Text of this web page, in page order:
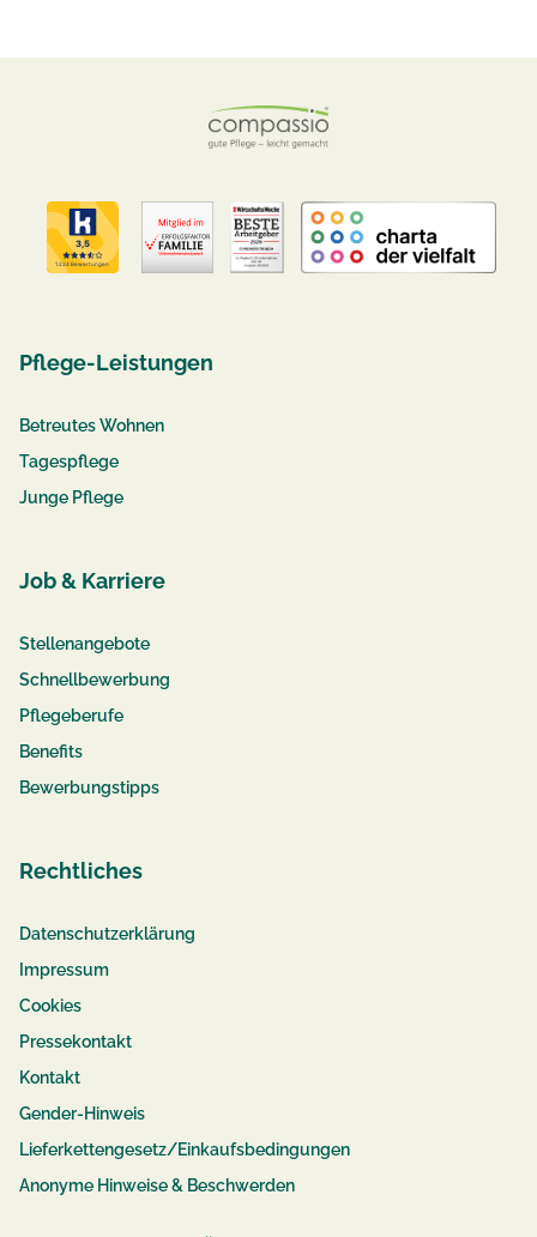
Pflege-Leistungen
Betreutes Wohnen
Tagespflege
Junge Pflege
Job & Karriere
Stellenangebote
Schnellbewerbung
Pflegeberufe
Benefits
Bewerbungstipps
Rechtliches
Datenschutzerklärung
Impressum
Cookies
Pressekontakt
Kontakt
Gender-Hinweis
Lieferkettengesetz/Einkaufsbedingungen
Anonyme Hinweise & Beschwerden